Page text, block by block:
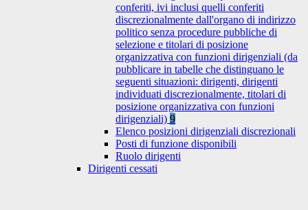
conferiti, ivi inclusi quelli conferiti
discrezionalmente dall'organo di indirizzo
politico senza procedure pubbliche di
selezione e titolari di posizione
organizzativa con funzioni dirigenziali (da
pubblicare in tabelle che distinguano le
seguenti situazioni: dirigenti, dirigenti
individuati discrezionalmente, titolari di
posizione organizzativa con funzioni
dirigenziali) 9
Elenco posizioni dirigenziali discrezionali
Posti di funzione disponibili
Ruolo dirigenti
Dirigenti cessati